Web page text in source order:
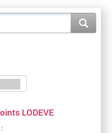
LODEVE